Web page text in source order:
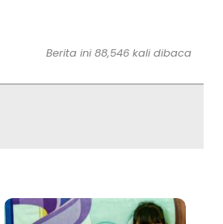
Berita ini 88,546 kali dibaca